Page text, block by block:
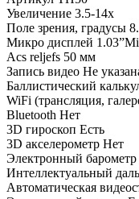
Увеличение 3.5-14x
Поле зрения, градусы
Микро дисплей
Acs reljefs 50 мм
Запись видео Не
Баллистический
WiFi (трансляция,
Bluetooth Нет
3D гироскоп Есть
3D акселерометр Нет
Электронный барометр
Интеллектуальный
Автоматическая